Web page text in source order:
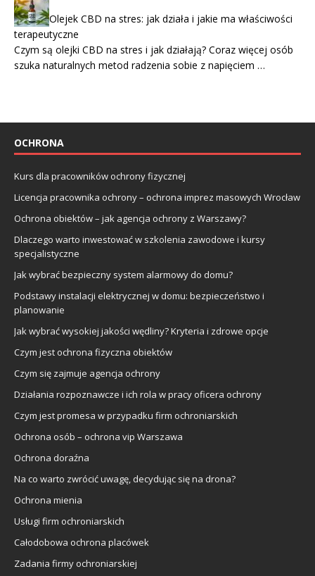
Olejek CBD na stres: jak działa i jakie ma właściwości
terapeutyczne
Czym są olejki CBD na stres i jak działają? Coraz więcej osób
szuka naturalnych metod radzenia sobie z napięciem …
OCHRONA
Kurs dla pracowników ochrony fizycznej
Licencja pracownika ochrony – ochrona imprez masowych Wrocław
Ochrona obiektów – jak agencja ochrony z Warszawy?
Dlaczego warto inwestować w szkolenia zawodowe i kursy
specjalistyczne
Jak wybrać bezpieczny system alarmowy do domu?
Podstawy instalacji elektrycznej w domu: bezpieczeństwo i
planowanie
Jak wybrać wysokiej jakości wędliny? Kryteria i zdrowe opcje
Czym jest ochrona fizyczna obiektów
Czym się zajmuje agencja ochrony
Działania rozpoznawcze i ich rola w pracy oficera ochrony
Czym jest promesa w przypadku firm ochroniarskich
Ochrona osób – ochrona vip Warszawa
Ochrona doraźna
Na co warto zwrócić uwagę, decydując się na drona?
Ochrona mienia
Usługi firm ochroniarskich
Całodobowa ochrona placówek
Zadania firmy ochroniarskiej